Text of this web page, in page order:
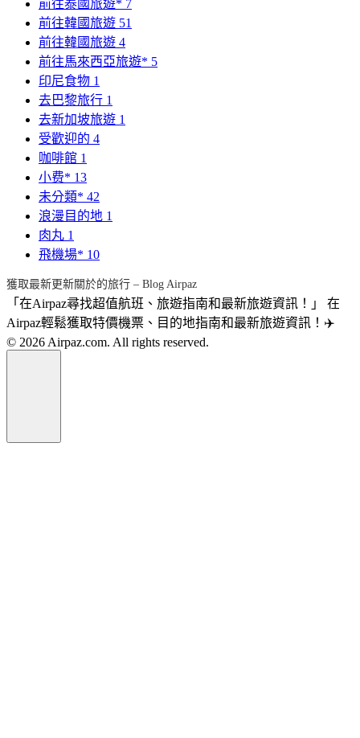
前往泰國旅遊* 7
前往韓國旅遊 51
前往韓國旅遊 4
前往馬來西亞旅遊* 5
印尼食物 1
去巴黎旅行 1
去新加坡旅遊 1
受歡迎的 4
咖啡館 1
小费* 13
未分類* 42
浪漫目的地 1
肉丸 1
飛機場* 10
獲取最新更新關於的旅行 – Blog Airpaz
「在Airpaz尋找超值航班、旅遊指南和最新旅遊資訊！」 在
Airpaz輕鬆獲取特價機票、目的地指南和最新旅遊資訊！✈️
© 2026 Airpaz.com. All rights reserved.